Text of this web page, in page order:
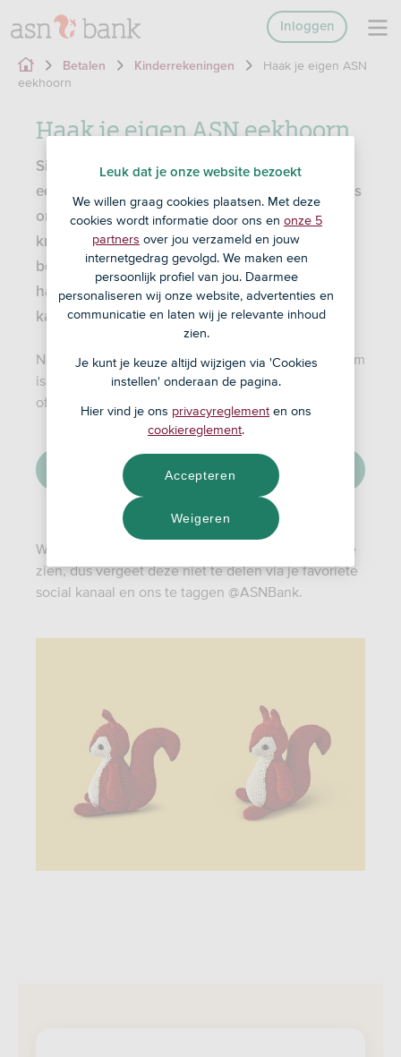
Inloggen
Betalen Kinderrekeningen
Haak je eigen ASN
eekhoorn
Haak je eigen ASN eekhoorn
Sinds het bestaan van ASN Bank is de
eekhoorn onze mascotte. En in die zestig jaar is
ons vaak gevraagd of de eekhoorn ook als
knuffelbeest te krijgen was. Dat ging wel een
beetje aan ons knagen. Daarom dit
haakpatroon. Zodat jij jouw eigen eekhoorntje
kan maken.
Natuurlijk is je eekhoorn nog mooier als-ie duurzaam
is. Gemaakt van gerecycled materiaal bijvoorbeeld,
of met duurzaam katoengaren.
Download het ASN eekhoorn haakpatroon
We zijn benieuwd hoe jouw eekhoorn eruit komt te
zien, dus vergeet deze niet te delen via je favoriete
social kanaal en ons te taggen @ASNBank.
Leuk dat je onze website bezoekt
We willen graag cookies plaatsen. Met deze
cookies wordt informatie door ons en onze 5
partners over jou verzameld en jouw
internetgedrag gevolgd. We maken een
persoonlijk profiel van jou. Daarmee
personaliseren wij onze website, advertenties en
communicatie en laten wij je relevante inhoud
zien.
Je kunt je keuze altijd wijzigen via 'Cookies
instellen' onderaan de pagina.
Hier vind je ons privacyreglement en ons
cookiereglement.
Weigeren
Accepteren